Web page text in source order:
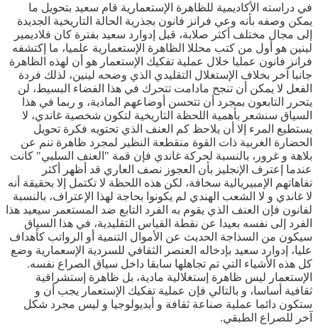
في دراسته الأكاديمية للظاهرة الإستعمارية قام سعيد بتحويل ما
يمكن وصفه بأنه وعي فرانز فانون بجذرية الحالة التاريخية الجديدة
إلى مجال مختلف أكثر صلابة، قبل إدوارد سعيد بفترة كان فلاديمير
لينين هو أول من كتب محللا الظاهرة الإستعمارية علميا، ما إكتشفه
فرانز فانون عمليا خلال عملية تفكيك الإستعمار هو أن لهذه الظاهرة
جانبا آخر بخلاف الإستغلال التقليدي الذي وضحه لينين، لذلك فردة
الفعل لا يمكن أن تنجح مادامت تتحرك في هذا الفضاء البسيط، لن
يتحرر التابعون بمجرد أن تتحسن أوضاعهم المادية، و ربما في هذا
السياق سنشعر بأهمية اللحظة التاريخية لتكون شخصية غاندي، لا
يستطيع المرء إلا أن يلاحظ كم العنف الذي تحتويه فكرة تحويل
الحضارة الغربية ذات القوة منقطعة النظير لمجرد ظاهرة تنم عن
بلاهة و غرور، بالنسبة لحركة غاندي فإن قمة "العنف السلبي" كانت
عندما إعترف الإنجليز بأن العجوز نصف العاري قد أظهر أكثر
تفاهاتهم الإمبيريالية سخافة، لكن هذه اللحظة لا تكتمل إلا بحقيقة أنه
لا غاندي و لا الشعب الهندي لم يكونوا بحاجة لهذا الإعتراف، بالنسبة
لفانون فإن العنف الذي يقوم به الفرد التابع ضد المستعمر سيعيد هذا
الفرد إلى نفسه بعيدا عن نقطة القياس التقليدية، في هذا السياق
سيكون من السذاجة الحديث عن الأموال التنمية أو الرواتب كأهداف
عليا، إدوارد سعيد بإدخاله العنصر الثقافي للسردية الإسعمارية وضع
كل هذه الأشياء التي تم تجاهلها سابقا داخل سياق الصراع نفسه.
الإستعمار ليس ظاهرة إستغلالية مادية، بل ظاهرة إستشراقية
ثقافية أساسا، و بالتالي فإن عملية تفكيك الإستعمار يجب أن و
ستكون دائما عملية صناعة ثقافة و أيديولوجيا و ليس مجرد شكل
آخر للصراع الطبقي.